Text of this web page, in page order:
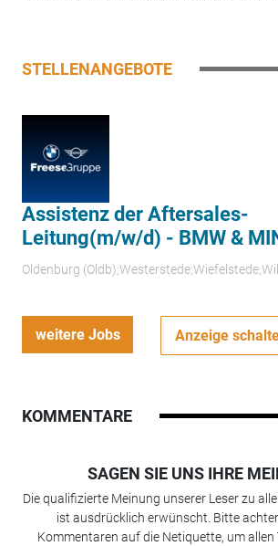
STELLENANGEBOTE
Assistenz der Aftersales-
Leitung(m/w/d) - BMW &
Oldenburg
weitere Jobs Anzeige
KOMMENTARE
SAGEN SIE UNS IHRE
Die qualifizierte Meinung unserer Leser zu
ist ausdrücklich erwünscht. Bitte
Kommentaren auf die Netiquette, um allen